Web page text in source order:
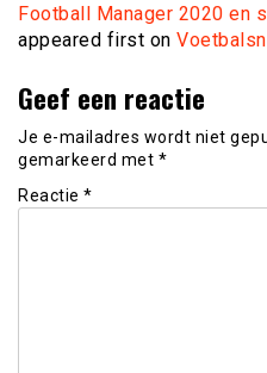
Football Manager 2020 en
appeared first on
Geef een reactie
Je e-mailadres wordt niet
gemarkeerd met *
Reactie *